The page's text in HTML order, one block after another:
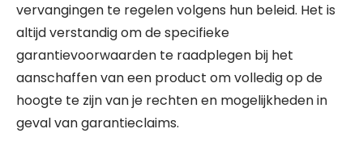
vervangingen te regelen volgens hun beleid. Het is
altijd verstandig om de specifieke
garantievoorwaarden te raadplegen bij het
aanschaffen van een product om volledig op de
hoogte te zijn van je rechten en mogelijkheden in
geval van garantieclaims.